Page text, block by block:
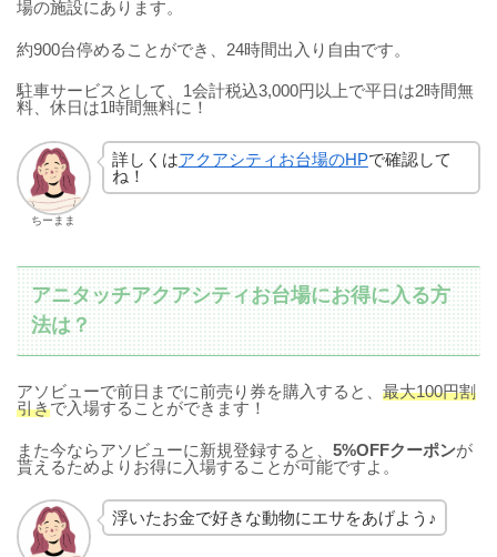
場の施設にあります。
約900台停めることができ、24時間出入り自由です。
駐車サービスとして、1会計税込3,000円以上で平日は2時間無
料、休日は1時間無料に！
ちーまま
詳しくはアクアシティお台場のHPで確認して
ね！
アニタッチアクアシティお台場にお得に入る方
法は？
アソビューで前日までに前売り券を購入すると、 最大100円割
引きで入場することができます！
また今ならアソビューに新規登録すると、 5%OFFクーポンが
貰えるためよりお得に入場することが可能ですよ。
浮いたお金で好きな動物にエサをあげよう♪